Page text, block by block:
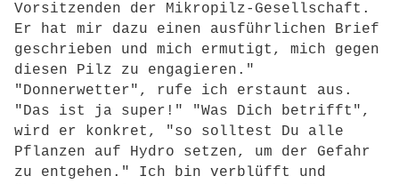
Vorsitzenden der Mikropilz-Gesellschaft.
Er hat mir dazu einen ausführlichen Brief
geschrieben und mich ermutigt, mich gegen
diesen Pilz zu engagieren."
"Donnerwetter", rufe ich erstaunt aus.
"Das ist ja super!" "Was Dich betrifft",
wird er konkret, "so solltest Du alle
Pflanzen auf Hydro setzen, um der Gefahr
zu entgehen." Ich bin verblüfft und